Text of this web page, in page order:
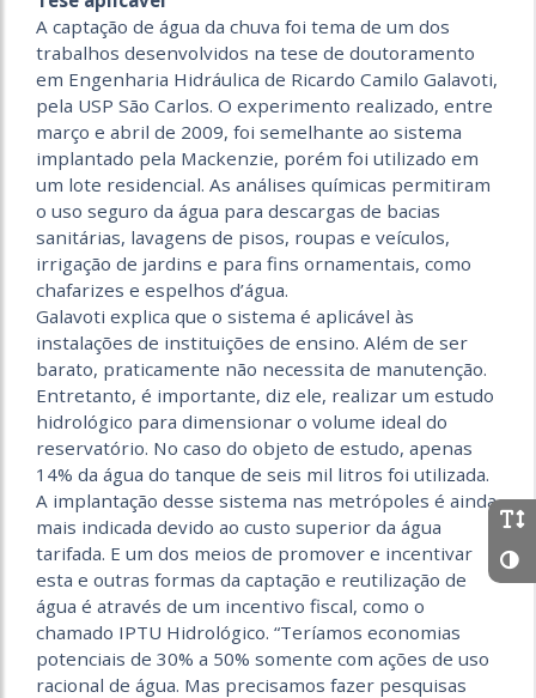
A captação de água da chuva foi tema de um dos
trabalhos desenvolvidos na tese de doutoramento
em Engenharia Hidráulica de Ricardo Camilo Galavoti,
pela USP São Carlos. O experimento realizado, entre
março e abril de 2009, foi semelhante ao sistema
implantado pela Mackenzie, porém foi utilizado em
um lote residencial. As análises químicas permitiram
o uso seguro da água para descargas de bacias
sanitárias, lavagens de pisos, roupas e veículos,
irrigação de jardins e para fins ornamentais, como
chafarizes e espelhos d’água.
Galavoti explica que o sistema é aplicável às
instalações de instituições de ensino. Além de ser
barato, praticamente não necessita de manutenção.
Entretanto, é importante, diz ele, realizar um estudo
hidrológico para dimensionar o volume ideal do
reservatório. No caso do objeto de estudo, apenas
14% da água do tanque de seis mil litros foi utilizada.
A implantação desse sistema nas metrópoles é ainda
mais indicada devido ao custo superior da água
tarifada. E um dos meios de promover e incentivar
esta e outras formas da captação e reutilização de
água é através de um incentivo fiscal, como o
chamado IPTU Hidrológico. “Teríamos economias
potenciais de 30% a 50% somente com ações de uso
racional de água. Mas precisamos fazer pesquisas